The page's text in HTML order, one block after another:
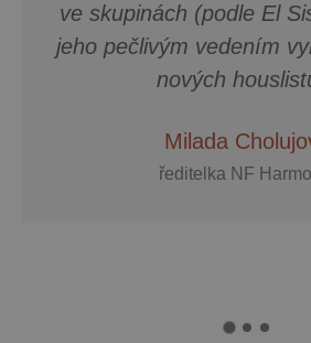
(podle El Sistemy) a pod
vedením vyrostly desítky
nových houslistů...
Milada Cholujová
ředitelka NF Harmonie